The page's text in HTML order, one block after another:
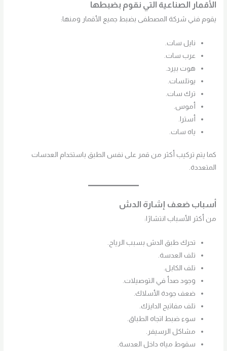
الأقمار الصناعية التي نقوم بضبطها
يقوم فني شركة المصطفى بضبط جميع الأقمار ومنها:
نايل سات.
عرب سات.
هوت بيرد.
يوتلسات.
ترك سات.
أموس.
أسترا.
ياه سات.
كما يتم تركيب أكثر من قمر على نفس الطبق باستخدام العدسات
المتعددة.
أسباب ضعف إشارة الدش
من أكثر الأسباب انتشارًا:
تحرك طبق الدش بسبب الرياح.
تلف العدسة.
تلف الكابل.
وجود صدأ في التوصيلات.
ضعف جودة الأسلاك.
تلف مفاتيح الدايزك.
سوء ضبط اتجاه الطباق.
مشاكل الرسيفر.
سقوط مياه داخل العدسة.